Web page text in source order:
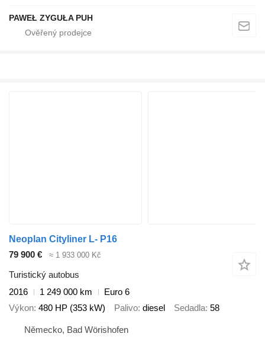
PAWEŁ ZYGUŁA PUH
Neoplan Cityliner L- P16
79 900 €
≈ 1 933 000 Kč
Turistický autobus
2016
1 249 000 km
Euro 6
Výkon 480 HP (353 kW) Palivo diesel Sedadla 58
Německo, Bad Wörishofen